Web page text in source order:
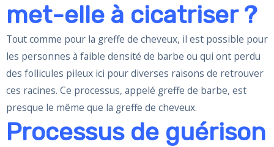
met-elle à cicatriser ?
Tout comme pour la greffe de cheveux, il est possible pour
les personnes à faible densité de barbe ou qui ont perdu
des follicules pileux ici pour diverses raisons de retrouver
ces racines. Ce processus, appelé greffe de barbe, est
presque le même que la greffe de cheveux.
Processus de guérison